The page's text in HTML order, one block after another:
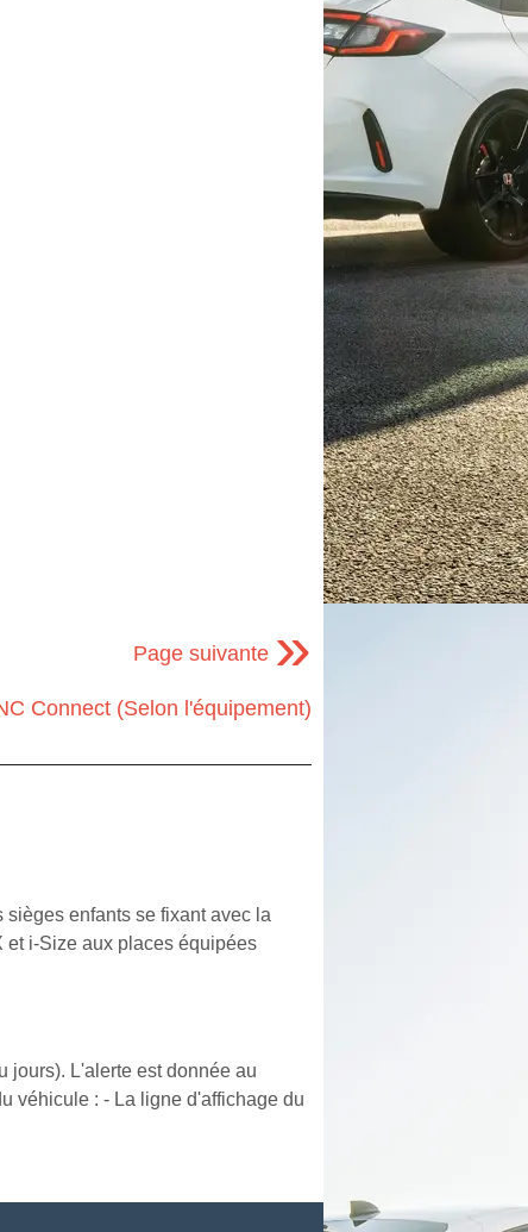
Page suivante »
Connect (Selon l'équipement)
enfants se fixant avec la
et i-Size aux places équipées
jours). L'alerte est donnée au
véhicule : - La ligne d'affichage du